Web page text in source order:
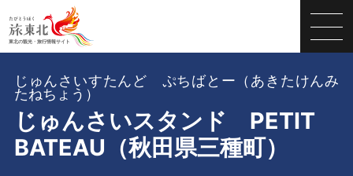
じゅんさいスタンド PETIT
BATEAU（秋田県三種町）
じゅんさいすたんど ぷちばとー（あきたけんみ
たねちょう）